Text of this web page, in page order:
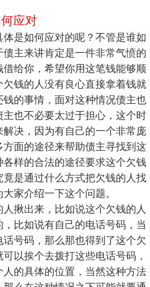
应对
是如何应对的呢？不管是谁如
主来讲肯定是一件非常气愤的
给你，希望你用这笔钱能够顺
钱的人没有良心直接拿着钱就
的事情，面对这种情况债主也
也不必要太过于担心，这个时
决，因为有自己的一个非常庞
面的途径来帮助债主寻找到这
样的合法的途径要求这个欠钱
是通过什么方式把欠钱的人找
家介绍一下这个问题。
揪出来，比如说这个欠钱的人
比如说有自己的电话号码，当
号码，那么那也得到了这个欠
以挨个去拨打这些电话号码，
的具体的位置，当然这种方法